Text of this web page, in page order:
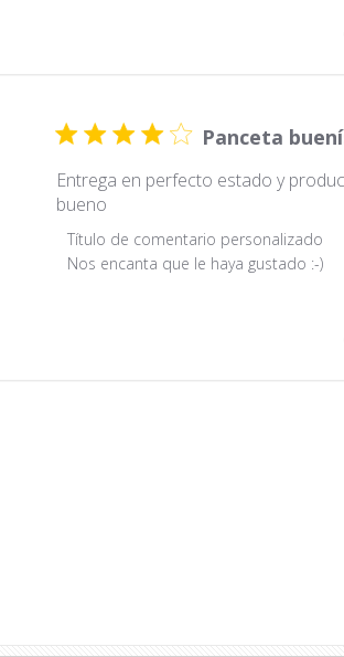
Panceta
Entrega en perfecto estado y
bueno
Comentarios
del
Jun
Título de comentario personalizado
Nos encanta que le haya gustado :-)